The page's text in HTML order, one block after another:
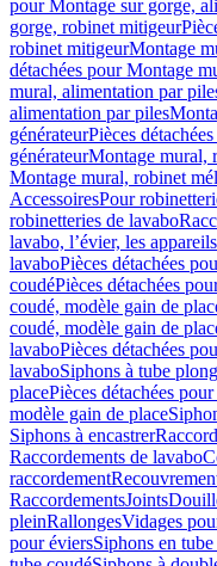
pour Montage sur gorge,
gorge, robinet mitigeur
robinet mitigeurMontage
détachées pour Montage
mural, alimentation par
alimentation par piles
générateurPièces
générateurMontage mural,
Montage mural, robinet
AccessoiresPour
robinetteries de lavabo
lavabo, l’évier, les
lavaboPièces détachées
coudéPièces détachées
coudé, modèle gain de
coudé, modèle gain de
lavaboPièces détachées
lavaboSiphons à tube
placePièces détachées
modèle gain de place
Siphons à encastrer
Raccordements de lavabo
raccordement
RaccordementsJoints
pleinRallongesVidages
pour éviersSiphons en